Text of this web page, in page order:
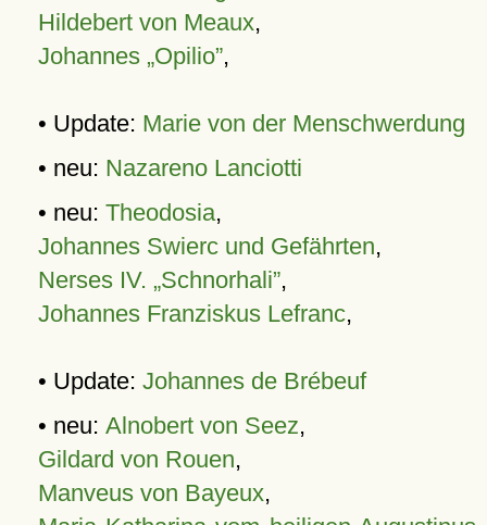
Hildebert von Meaux,
Johannes „Opilio”,
• Update: Marie von der Menschwerdung
• neu: Nazareno Lanciotti
• neu: Theodosia,
Johannes Swierc und Gefährten,
Nerses IV. „Schnorhali”,
Johannes Franziskus Lefranc,
• Update: Johannes de Brébeuf
• neu: Alnobert von Seez,
Gildard von Rouen,
Manveus von Bayeux,